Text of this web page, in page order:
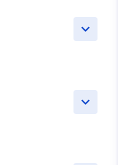
keyboard_arrow_down
keyboard_arrow_down